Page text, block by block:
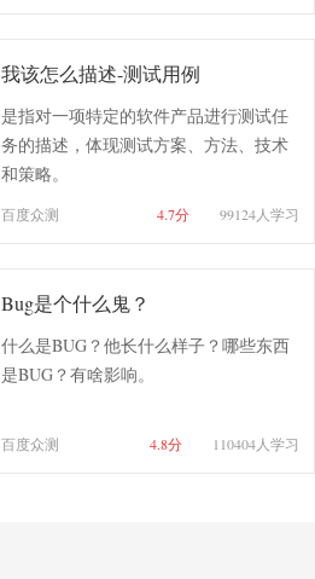
我该怎么描述-测试用例
是指对一项特定的软件产品进行测试任
务的描述，体现测试方案、方法、技术
和策略。
百度众测 99124人学习
4.7分
Bug是个什么鬼？
什么是BUG？他长什么样子？哪些东西
是BUG？有啥影响。
百度众测 110404人学习
4.8分